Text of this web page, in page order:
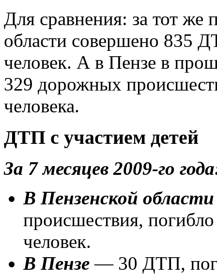
Для сравнения: за тот же
области совершено 835
человек. А в Пензе в
329 дорожных
человека.
ДТП с участием детей
За 7 месяцев 2009-го
В Пензенской
происшествия,
человек.
В Пензе — 30 ДТП,